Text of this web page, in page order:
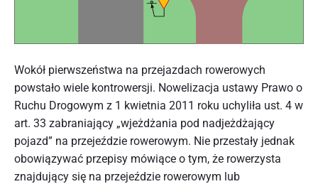
thumbnail
Wokół pierwszeństwa na przejazdach rowerowych
powstało wiele kontrowersji. Nowelizacja ustawy Prawo o
Ruchu Drogowym z 1 kwietnia 2011 roku uchyliła ust. 4 w
art. 33 zabraniający „wjeżdżania pod nadjeżdżający
pojazd” na przejeździe rowerowym. Nie przestały jednak
obowiązywać przepisy mówiące o tym, że rowerzysta
znajdujący się na przejeździe rowerowym lub